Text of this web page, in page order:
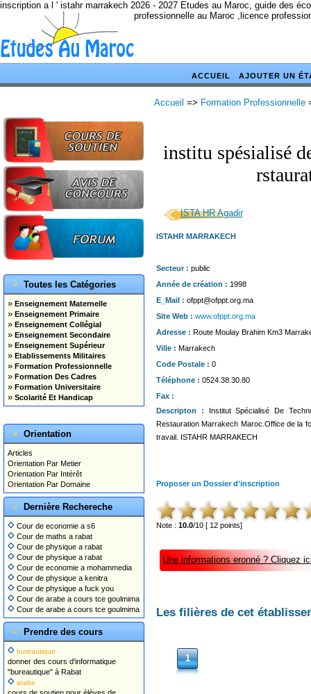
inscription a l ' istahr marrakech 2026 - 2027 Etudes au Maroc, guide des
professionnelle au Maroc ,licence
ACCUEIL AJOUTER UN
Toutes les Catégories
» Enseignement Maternelle
» Enseignement Primaire
» Enseignement Collégial
» Enseignement Secondaire
» Enseignement Supérieur
» Etablissements Militaires
» Formation Professionnelle
» Formation Des Cadres
» Formation Universitaire
» Scolarité Et Handicap
Orientation
Articles
Orientation Par Metier
Orientation Par Intérêt
Orientation Par Domaine
Dernière Rechereche
Cour de economie a s6
Cour de maths a rabat
Cour de physique a rabat
Cour de physique a rabat
Cour de economie a mohammedia
Cour de physique a kenitra
Cour de physique a fuck you
Cour de arabe a cours tce goulmima
Cour de arabe a cours tce goulmima
Prendre des cours
bureautique
donner des cours d'informatique
"bureautique" à Rabat
arabe
Accueil => Formation Professionnelle
institu spésialisé
ISTA HR Agadir
ISTAHR MARRAKECH
Secteur : public
Année de création : 1998
E_Mail : ofppt@ofppt.org.ma
Site Web : www.ofppt.org.ma
Adresse : Route Moulay Brahim Km3
Ville : Marrakech
Code Postale : 0
Téléphone : 0524.38.30.80
Fax :
Descripton :
Institut Spécialisé De
Restauration Marrakech Maroc.Office de la
travail. ISTAHR MARRAKECH
Proposer un Dossier d'inscription
Note : 10.0/10 [ 12 points]
Une informations eronné ? Cliquez
Les filières de cet
1